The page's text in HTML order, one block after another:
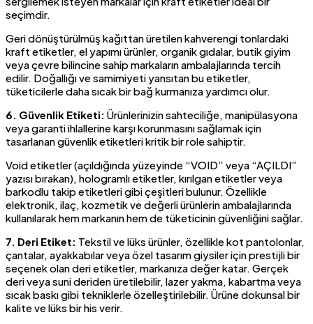
seçimdir.
Geri dönüştürülmüş kağıttan üretilen kahverengi tonlardaki
kraft etiketler, el yapımı ürünler, organik gıdalar, butik giyim
veya çevre bilincine sahip markaların ambalajlarında tercih
edilir. Doğallığı ve samimiyeti yansıtan bu etiketler,
tüketicilerle daha sıcak bir bağ kurmanıza yardımcı olur.
6. Güvenlik Etiketi: Ürünlerinizin sahteciliğe, manipülasyona
veya garanti ihlallerine karşı korunmasını sağlamak için
tasarlanan güvenlik etiketleri kritik bir role sahiptir.
Void etiketler (açıldığında yüzeyinde “VOID” veya “AÇILDI”
yazısı bırakan), hologramlı etiketler, kırılgan etiketler veya
barkodlu takip etiketleri gibi çeşitleri bulunur. Özellikle
elektronik, ilaç, kozmetik ve değerli ürünlerin ambalajlarında
kullanılarak hem markanın hem de tüketicinin güvenliğini sağlar.
7. Deri Etiket: Tekstil ve lüks ürünler, özellikle kot pantolonlar,
çantalar, ayakkabılar veya özel tasarım giysiler için prestijli bir
seçenek olan deri etiketler, markanıza değer katar. Gerçek
deri veya suni deriden üretilebilir, lazer yakma, kabartma veya
sıcak baskı gibi tekniklerle özelleştirilebilir. Ürüne dokunsal bir
kalite ve lüks bir his verir.